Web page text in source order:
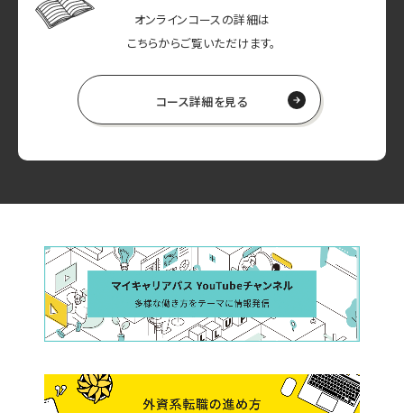
オンラインコースの詳細は
こちらからご覧いただけます。
コース詳細を見る